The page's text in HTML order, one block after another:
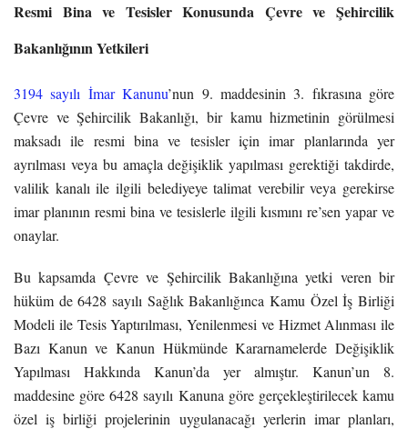
Resmi Bina ve Tesisler Konusunda Çevre ve Şehircilik
Bakanlığının Yetkileri
3194 sayılı İmar Kanunu’nun 9. maddesinin 3. fıkrasına göre
Çevre ve Şehircilik Bakanlığı, bir kamu hizmetinin görülmesi
maksadı ile resmi bina ve tesisler için imar planlarında yer
ayrılması veya bu amaçla değişiklik yapılması gerektiği takdirde,
valilik kanalı ile ilgili belediyeye talimat verebilir veya gerekirse
imar planının resmi bina ve tesislerle ilgili kısmını re’sen yapar ve
onaylar.
Bu kapsamda Çevre ve Şehircilik Bakanlığına yetki veren bir
hüküm de 6428 sayılı Sağlık Bakanlığınca Kamu Özel İş Birliği
Modeli ile Tesis Yaptırılması, Yenilenmesi ve Hizmet Alınması ile
Bazı Kanun ve Kanun Hükmünde Kararnamelerde Değişiklik
Yapılması Hakkında Kanun’da yer almıştır. Kanun’un 8.
maddesine göre 6428 sayılı Kanuna göre gerçekleştirilecek kamu
özel iş birliği projelerinin uygulanacağı yerlerin imar planları,